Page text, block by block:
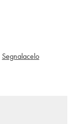
Segnalacelo